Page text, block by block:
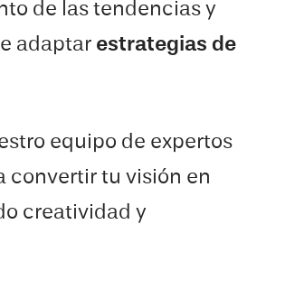
de las tendencias y
adaptar estrategias de
equipo de expertos
convertir tu visión en
creatividad y